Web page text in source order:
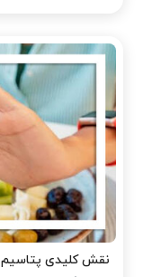
نقش کلیدی پتاسیم